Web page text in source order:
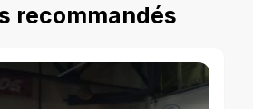
recommandés